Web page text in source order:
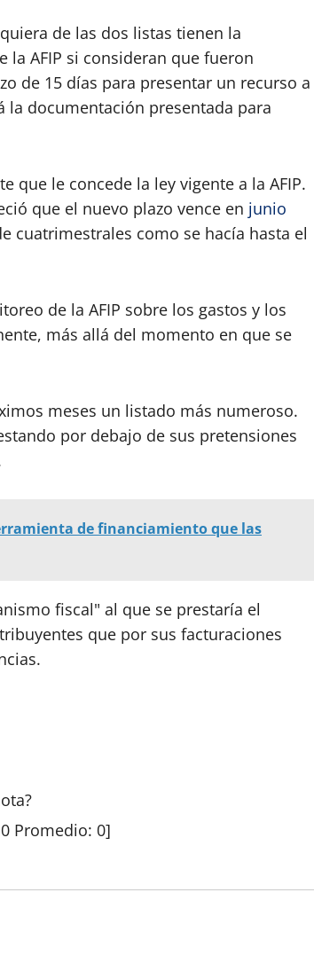
de las dos listas tienen la
la AFIP si consideran que fueron
de 15 días para presentar un recurso a
la documentación presentada para
que le concede la ley vigente a la AFIP.
que el nuevo plazo vence en junio
cuatrimestrales como se hacía hasta el
de la AFIP sobre los gastos y los
más allá del momento en que se
meses un listado más numeroso.
por debajo de sus pretensiones
de financiamiento que las
fiscal" al que se prestaría el
que por sus facturaciones
?
0 Promedio: 0]